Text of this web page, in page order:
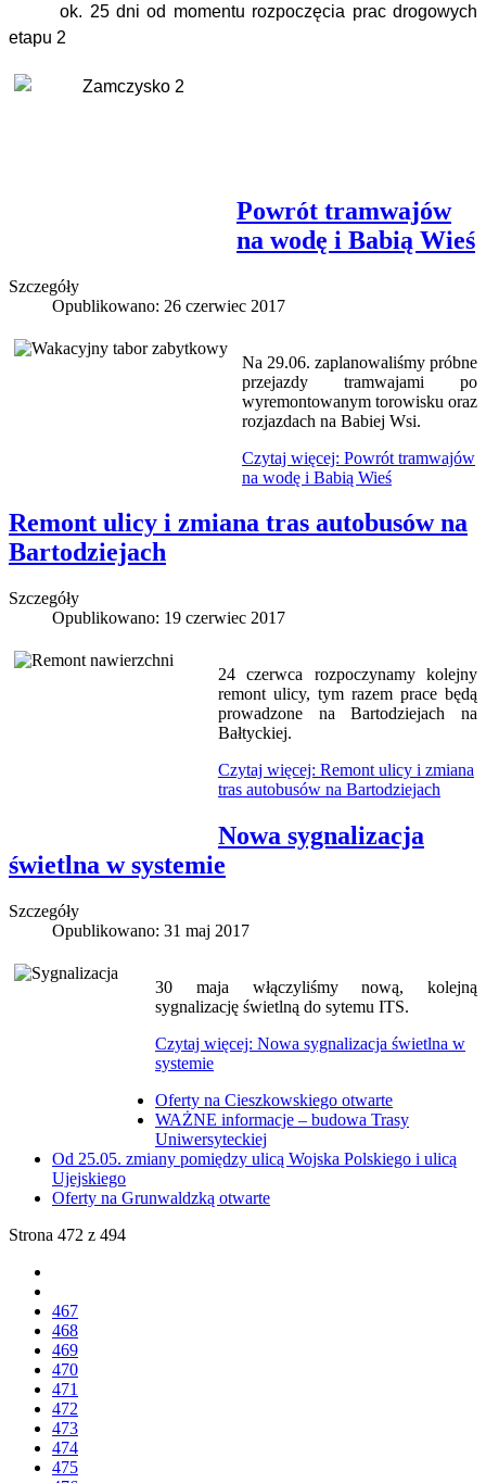
ok. 25 dni od momentu rozpoczęcia prac drogowych
etapu 2
Powrót tramwajów
na wodę i Babią Wieś
Szczegóły
Opublikowano: 26 czerwiec 2017
Na 29.06. zaplanowaliśmy próbne
przejazdy tramwajami po
wyremontowanym torowisku oraz
rozjazdach na Babiej Wsi.
Czytaj więcej: Powrót tramwajów
na wodę i Babią Wieś
Remont ulicy i zmiana tras autobusów na
Bartodziejach
Szczegóły
Opublikowano: 19 czerwiec 2017
24 czerwca rozpoczynamy kolejny
remont ulicy, tym razem prace będą
prowadzone na Bartodziejach na
Bałtyckiej.
Czytaj więcej: Remont ulicy i zmiana
tras autobusów na Bartodziejach
Nowa sygnalizacja
świetlna w systemie
Szczegóły
Opublikowano: 31 maj 2017
30 maja włączyliśmy nową, kolejną
sygnalizację świetlną do sytemu ITS.
Czytaj więcej: Nowa sygnalizacja świetlna w
systemie
Oferty na Cieszkowskiego otwarte
WAŻNE informacje – budowa Trasy
Uniwersyteckiej
Od 25.05. zmiany pomiędzy ulicą Wojska Polskiego i ulicą
Ujejskiego
Oferty na Grunwaldzką otwarte
Strona 472 z 494
467
468
469
470
471
472
473
474
475